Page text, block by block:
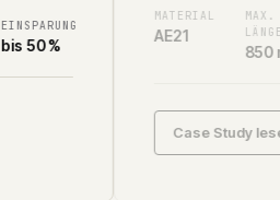
EINSPARUNG
bis 50 %
MATERIAL
AE21
MAX.
850
Case Study